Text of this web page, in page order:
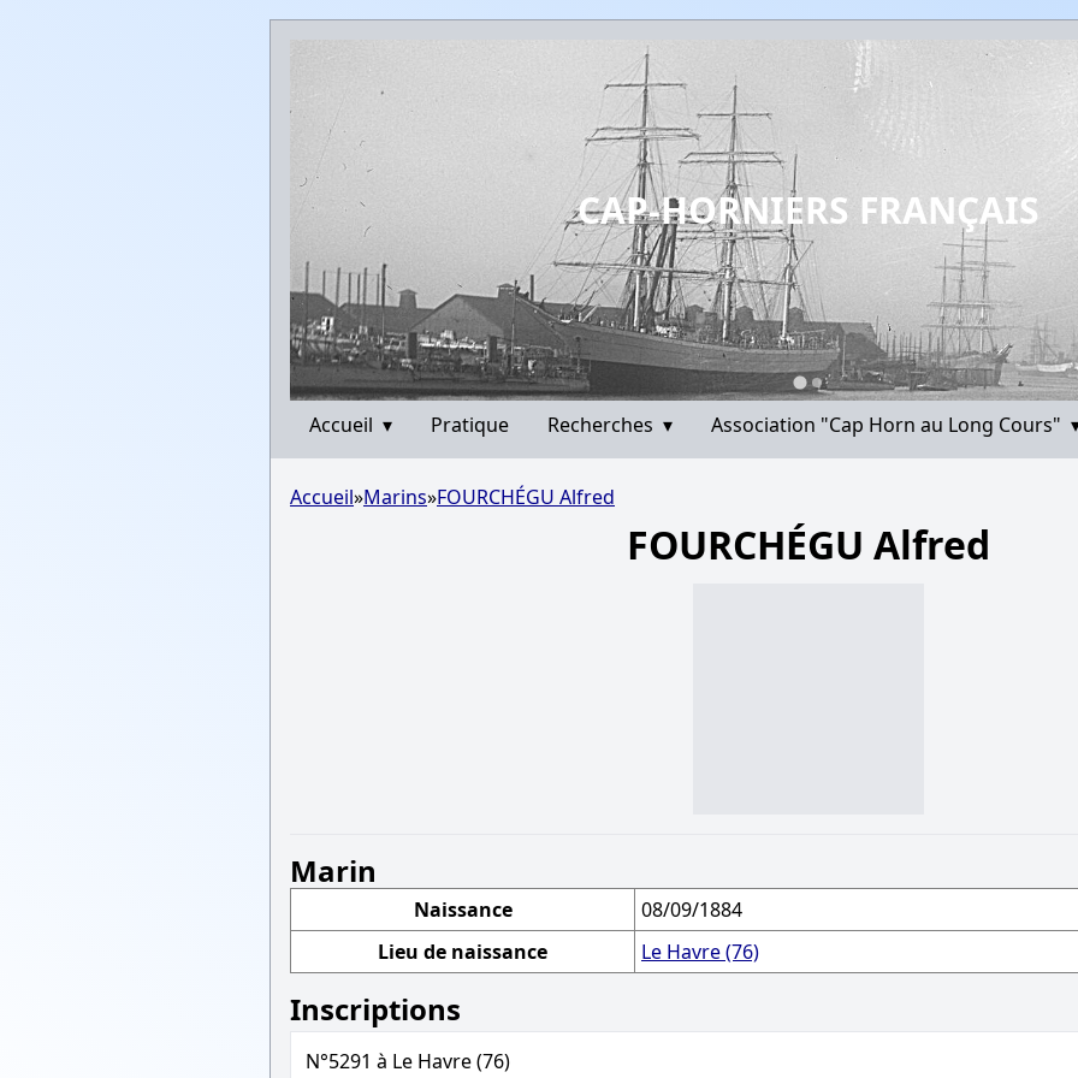
CAP-HORNIERS FRANÇAIS
Accueil ▾ Pratique Recherches ▾ Association "Cap Horn au Long Cours"
Accueil»Marins»FOURCHÉGU Alfred
FOURCHÉGU Alfred
Marin
Naissance
08/09/1884
Lieu de naissance
Le Havre (76)
Inscriptions
N°5291 à Le Havre (76)